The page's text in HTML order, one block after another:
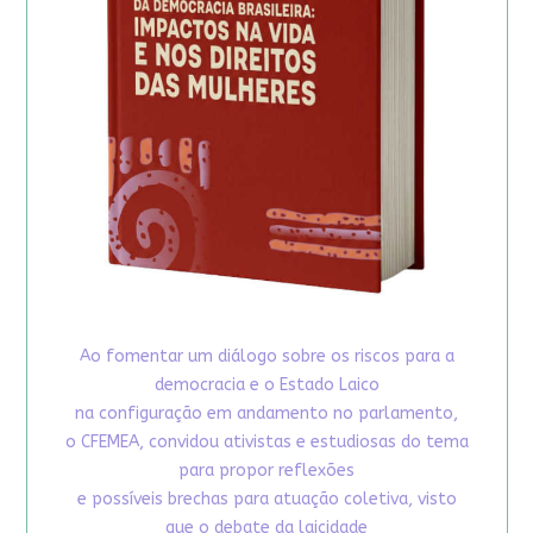
Ao fomentar um diálogo sobre os riscos para a
democracia e o Estado Laico
na configuração em andamento no parlamento,
o CFEMEA, convidou ativistas e estudiosas do tema
para propor reflexões
e possíveis brechas para atuação coletiva, visto
que o debate da laicidade